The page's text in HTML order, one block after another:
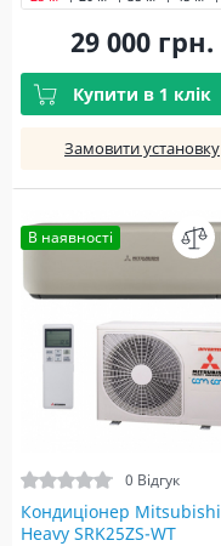
29 000 грн.
Купити в 1 клік
Замовити установку
В наявності
0 Відгук
Кондиціонер Mitsubishi
Heavy SRK25ZS-WT